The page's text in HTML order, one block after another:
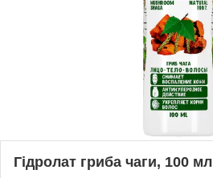
Гідролат гриба чаги, 100 мл